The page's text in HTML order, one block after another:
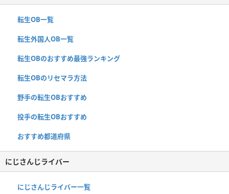
転生OB一覧
転生外国人OB一覧
転生OBのおすすめ最強ランキング
転生OBのリセマラ方法
野手の転生OBおすすめ
投手の転生OBおすすめ
おすすめ都道府県
にじさんじライバー
にじさんじライバー一覧